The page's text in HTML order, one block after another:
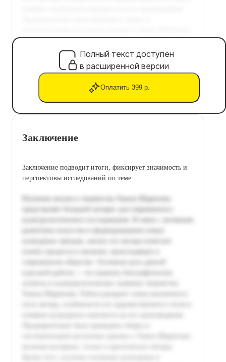
Полный текст доступен
в расширенной версии
Оплатить 399 р.
Заключение
Заключение подводит итоги, фиксирует значимость и
перспективы исследований по теме.